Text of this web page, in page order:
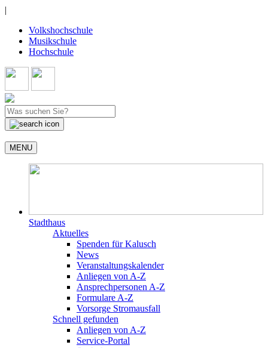
|
Volkshochschule
Musikschule
Hochschule
MENU
Stadthaus
Aktuelles
Spenden für Kalusch
News
Veranstaltungskalender
Anliegen von A-Z
Ansprechpersonen A-Z
Formulare A-Z
Vorsorge Stromausfall
Schnell gefunden
Anliegen von A-Z
Service-Portal